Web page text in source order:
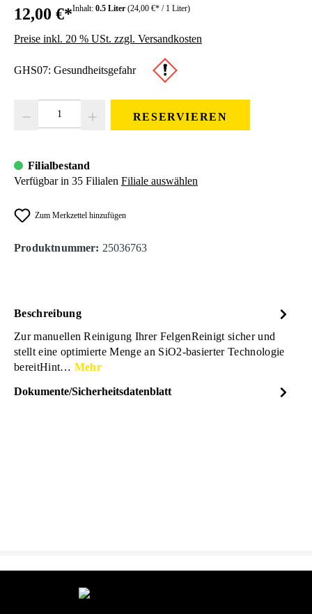
12,00 €*Inhalt: 0.5 Liter (24,00 €* / 1 Liter)
Preise inkl. 20 % USt. zzgl. Versandkosten
GHS07: Gesundheitsgefahr
RESERVIEREN
Filialbestand
Verfügbar in 35 Filialen Filiale auswählen
Zum Merkzettel hinzufügen
Produktnummer: 25036763
Beschreibung
Zur manuellen Reinigung Ihrer FelgenReinigt sicher und
stellt eine optimierte Menge an SiO2-basierter Technologie
bereitHint… Mehr
Dokumente/Sicherheitsdatenblatt